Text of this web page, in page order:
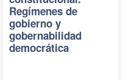
Regímenes de
gobierno y
gobernabilidad
democrática